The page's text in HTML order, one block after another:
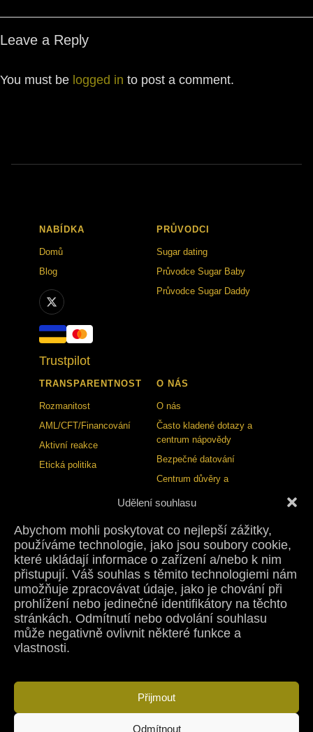
Udělení souhlasu
Abychom mohli poskytovat co nejlepší zážitky,
používáme technologie, jako jsou soubory cookie,
které ukládají informace o zařízení a/nebo k nim
přistupují. Váš souhlas s těmito technologiemi nám
umožňuje zpracovávat údaje, jako je chování při
prohlížení nebo jedinečné identifikátory na těchto
stránkách. Odmítnutí nebo odvolání souhlasu
může negativně ovlivnit některé funkce a
vlastnosti.
Přijmout
Odmítnout
Leave a Reply
You must be logged in to post a comment.
NABÍDKA
Domů
Blog
Trustpilot
PRŮVODCI
Sugar dating
Průvodce Sugar Baby
Průvodce Sugar Daddy
TRANSPARENTNOST
Rozmanitost
AML/CFT/Financování
Aktivní reakce
Etická politika
O NÁS
O nás
Často kladené dotazy a
centrum nápovědy
Bezpečné datování
Centrum důvěry a
Publikační standardy
Zásady oprav
Spoluprace
Kontakt
Tisk
Studiový cukrový dating
2026
Podmínky použití
Zásady vrácení penězZásady zrušeníPravidla komunity
Politika proti obchodování s lidmi
Zásady DMCA